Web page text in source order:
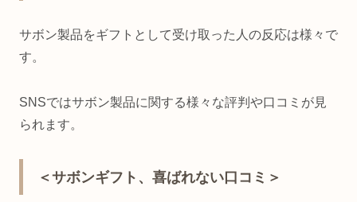
サボン製品をギフトとして受け取った人の反応は様々で
す。
SNSではサボン製品に関する様々な評判や口コミが見
られます。
＜サボンギフト、喜ばれない口コミ＞